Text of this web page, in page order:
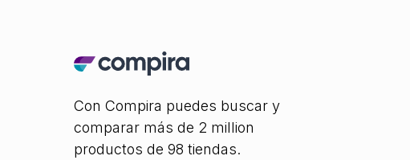
Con Compira puedes buscar y
comparar más de 2 million
productos de 98 tiendas.